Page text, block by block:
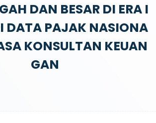
DAN BESAR DI ERA I
DATA PAJAK NASIONA
KONSULTAN KEUAN
GAN